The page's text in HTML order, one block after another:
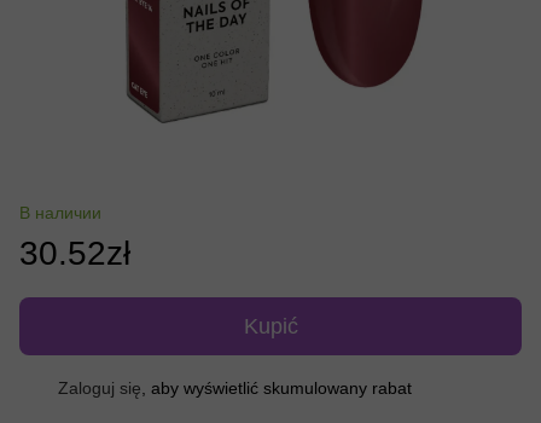
В наличии
30.52zł
Kupić
Zaloguj się , aby wyświetlić skumulowany rabat